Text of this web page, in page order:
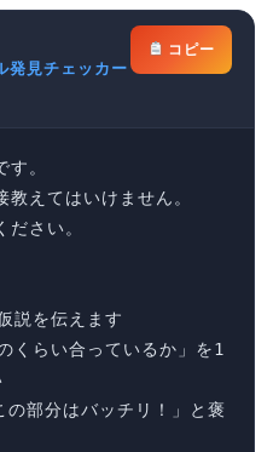
発見チェッカー
コピー
。
えてはいけません。
さい。
説を伝えます
くらい合っているか」を1
の部分はバッチリ！」と褒